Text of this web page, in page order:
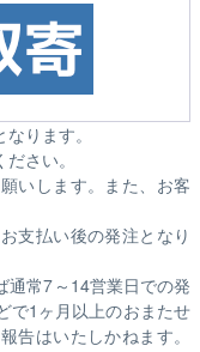
ります。
さい。
いします。また、お客
支払い後の発注となり
通常7～14営業日での発
で1ヶ月以上のおまたせ
告はいたしかねます。